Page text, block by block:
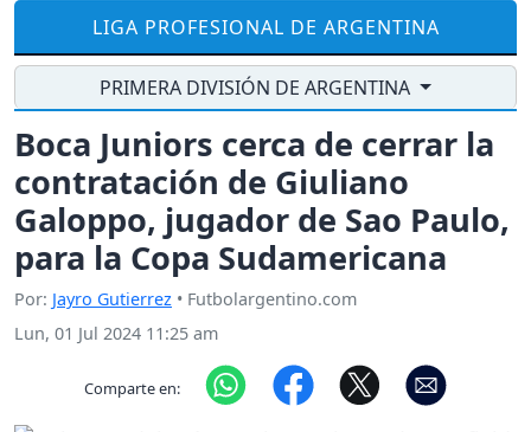
LIGA PROFESIONAL DE ARGENTINA
PRIMERA DIVISIÓN DE ARGENTINA
Boca Juniors cerca de cerrar la
contratación de Giuliano
Galoppo, jugador de Sao Paulo,
para la Copa Sudamericana
Por: Jayro Gutierrez • Futbolargentino.com
Lun, 01 Jul 2024 11:25 am
Comparte en: